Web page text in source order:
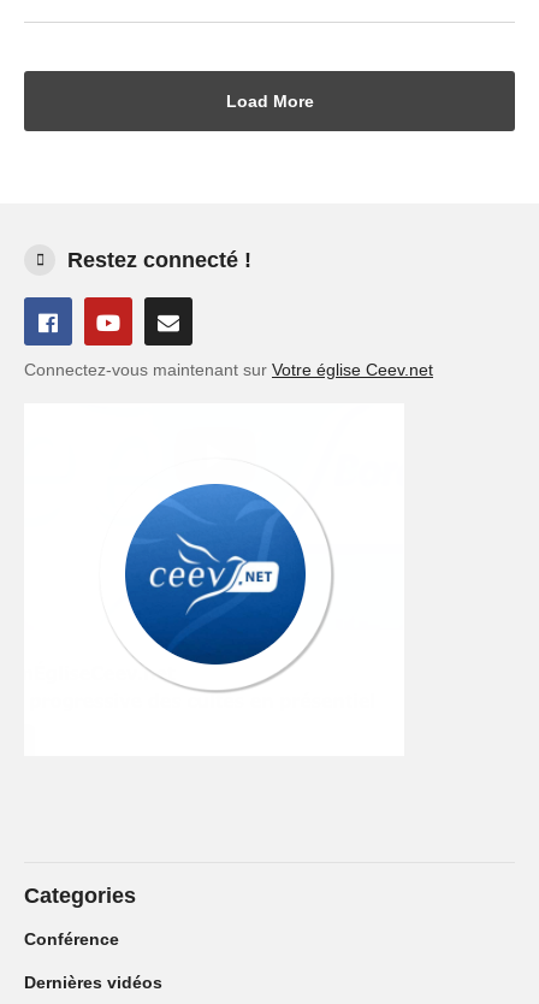
Load More
Restez connecté !
Connectez-vous maintenant sur Votre église Ceev.net
Categories
Conférence
Dernières vidéos